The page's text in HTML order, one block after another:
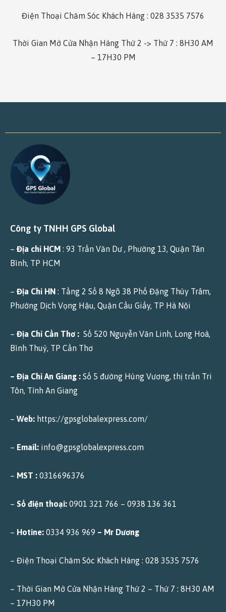
Điện Thoại Chăm Sóc Khách Hàng : 028 3535 7576
Thời Gian Mở Cửa Nhận Hàng Thứ 2 -> Thứ 7 : 8H30 AM
– 17H30 PM
Công ty TNHH GPS Global
– Địa chỉ HCM : 93 Trần Văn Dư , Phường 13, Quận Tân
Bình, TP HCM
– Địa Chỉ HN : Tầng 2 Số 8 Ngõ 38 Phố Đặng Thùy Trâm,
Phường Dịch Vọng Hậu, Quận Cầu Giấy, TP Hà Nội
– Địa Chỉ Cần Thơ : Số 520 Nguyễn Văn Linh, Long Hoà,
Bình Thuỷ, TP Cần Thơ
– Địa Chỉ An Giang : Số 5 đường Hùng Vương, thị trấn Tri
Tôn, Tỉnh An Giang
– Web: https://gpsglobalexpress.com/
– Email: info@gpsglobalexpress.com
– MST : 0316696376
– Số điện thoại: 0901 321 766 – 0938 136 361
– Hotine: 0334 936 969 – Mr Dương
– Điện Thoại Chăm Sóc Khách Hàng : 028 3535 7576
– Thời Gian Mở Cửa Nhận Hàng Thứ 2 – Thứ 7 : 8H30 AM
– 17H30 PM